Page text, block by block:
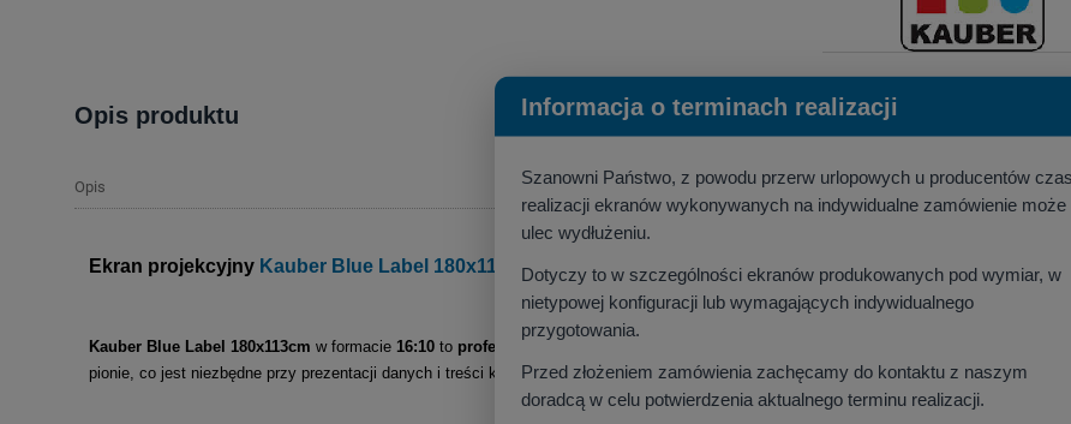
Opis produktu
Opis
Ekran projekcyjny Kauber Blue Label 180x113 (16:10) – Do biur i projektorów instalacyjnych WUXGA
Kauber Blue Label 180x113cm w formacie 16:10 to profesjonalny ekran projekcyjny
pionie, co jest niezbędne przy prezentacji danych i treści korporacyjnych.
Informacja o terminach realizacji
Szanowni Państwo, z powodu przerw urlopowych u producentów czas
realizacji ekranów wykonywanych na indywidualne zamówienie może
ulec wydłużeniu.
Dotyczy to w szczególności ekranów produkowanych pod wymiar, w
nietypowej konfiguracji lub wymagających indywidualnego
przygotowania.
Przed złożeniem zamówienia zachęcamy do kontaktu z naszym
doradcą w celu potwierdzenia aktualnego terminu realizacji.